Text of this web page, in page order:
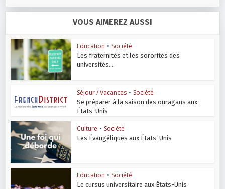
VOUS AIMEREZ AUSSI
Education • Société
Les fraternités et les sororités des
universités...
Séjour / Vacances • Société
Se préparer à la saison des ouragans aux
États-Unis
Culture • Société
Les Évangéliques aux États-Unis
Education • Société
Le cursus universitaire aux États-Unis